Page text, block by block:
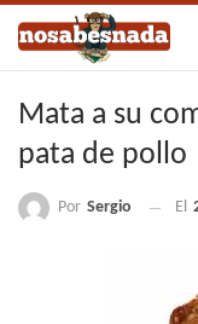
Mata a su
pata de pollo
Por Sergio El